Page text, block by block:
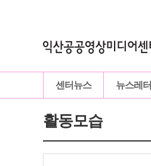
센터뉴스 뉴스레터
활동모습